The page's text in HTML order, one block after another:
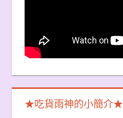
★吃貨雨神的小簡介★